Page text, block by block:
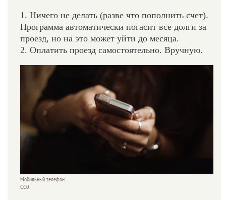
1. Ничего не делать (разве что пополнить счет).
Программа автоматически погасит все долги за
проезд, но на это может уйти до месяца.
2. Оплатить проезд самостоятельно. Вручную.
Мобильный телефон.
CC0